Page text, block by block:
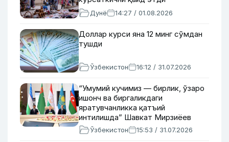
Дунё 14:27 / 01.08.2026
Доллар курси яна 12 минг сўмдан
тушди
Ўзбекистон 16:12 / 31.07.2026
“Умумий кучимиз — бирлик, ўзаро
ишонч ва биргаликдаги
яратувчанликка қатъий
интилишда” Шавкат Мирзиёев
Марказий Осиё ва Озарбайжон
ҳақида
Ўзбекистон 15:53 / 31.07.2026